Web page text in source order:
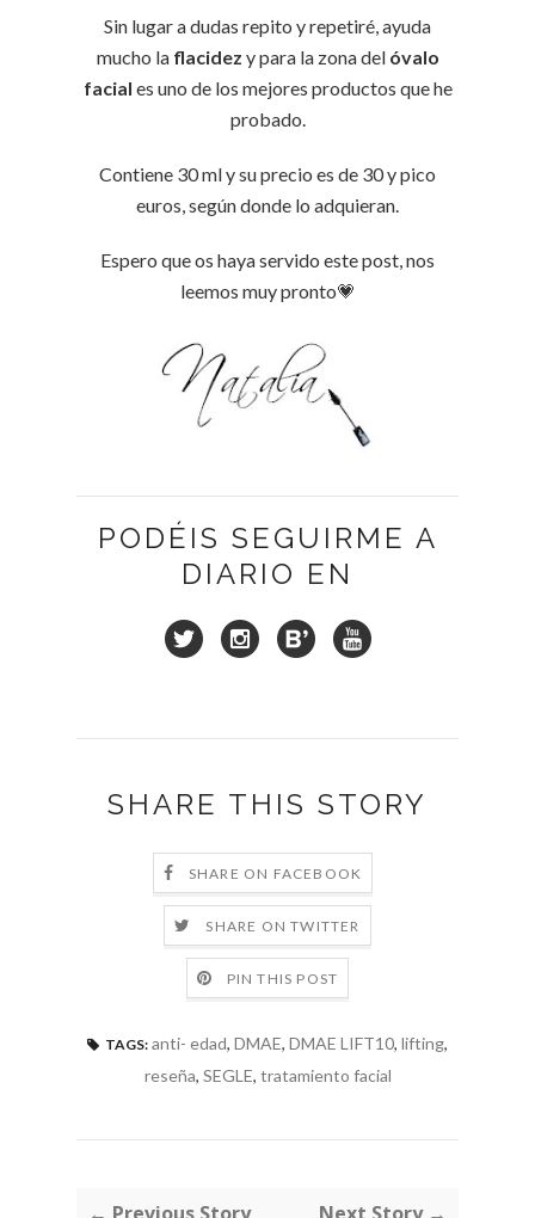
Sin lugar a dudas repito y repetiré, ayuda
mucho laflacidez y para la zona del óvalo
facial es uno de los mejores productos que he
probado.
Contiene 30 ml y su precio es de 30 y pico
euros, según donde lo adquieran.
Espero que os haya servido este post, nos
leemos muy pronto💗
PODÉIS SEGUIRME A
DIARIO EN
SHARE THIS STORY
SHARE ON FACEBOOK
SHARE ON TWITTER
PIN THIS POST
TAGS: anti- edad, DMAE, DMAE LIFT10, lifting,
reseña, SEGLE, tratamiento facial